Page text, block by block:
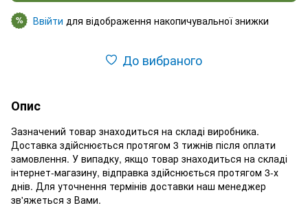
% Ввійти для відображення накопичувальної знижки
До вибраного
Опис
Зазначений товар знаходиться на складі виробника.
Доставка здійснюється протягом 3 тижнів після оплати
замовлення. У випадку, якщо товар знаходиться на складі
інтернет-магазину, відправка здійснюється протягом 3-х
днів. Для уточнення термінів доставки наш менеджер
зв'яжеться з Вами.